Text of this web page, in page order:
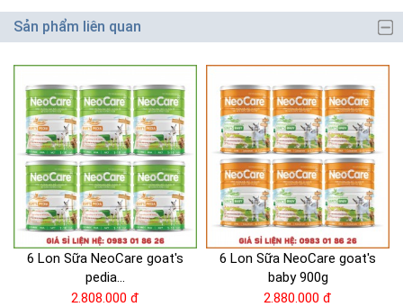
Sản phẩm liên quan
6 Lon Sữa NeoCare goat's
pedia...
2.808.000 đ
6 Lon Sữa NeoCare goat's
baby 900g
2.880.000 đ